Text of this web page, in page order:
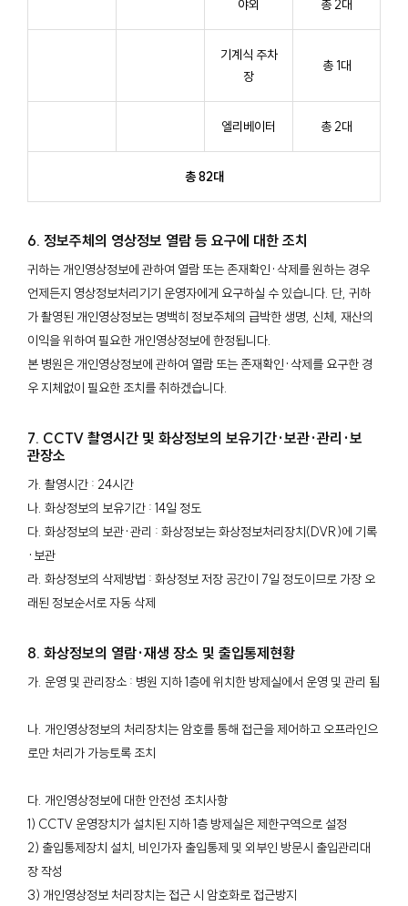
야외 총 2대
기계식 주차
장
총 1대
엘리베이터 총 2대
총 82대
6. 정보주체의 영상정보 열람 등 요구에 대한 조치
귀하는 개인영상정보에 관하여 열람 또는 존재확인·삭제를 원하는 경우
언제든지 영상정보처리기기 운영자에게 요구하실 수 있습니다. 단, 귀하
가 촬영된 개인영상정보는 명백히 정보주체의 급박한 생명, 신체, 재산의
이익을 위하여 필요한 개인영상정보에 한정됩니다.
본 병원은 개인영상정보에 관하여 열람 또는 존재확인·삭제를 요구한 경
우 지체없이 필요한 조치를 취하겠습니다.
7. CCTV 촬영시간 및 화상정보의 보유기간·보관·관리·보
관장소
가. 촬영시간 : 24시간
나. 화상정보의 보유기간 : 14일 정도
다. 화상정보의 보관·관리 : 화상정보는 화상정보처리장치(DVR)에 기록
·보관
라. 화상정보의 삭제방법 : 화상정보 저장 공간이 7일 정도이므로 가장 오
래된 정보순서로 자동 삭제
8. 화상정보의 열람·재생 장소 및 출입통제현황
가. 운영 및 관리장소 : 병원 지하 1층에 위치한 방제실에서 운영 및 관리 됨
나. 개인영상정보의 처리장치는 암호를 통해 접근을 제어하고 오프라인으
로만 처리가 가능토록 조치
다. 개인영상정보에 대한 안전성 조치사항
1) CCTV 운영장치가 설치된 지하 1층 방제실은 제한구역으로 설정
2) 출입통제장치 설치, 비인가자 출입통제 및 외부인 방문시 출입관리대
장 작성
3) 개인영상정보 처리장치는 접근 시 암호화로 접근방지